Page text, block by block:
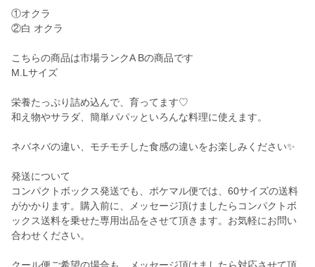
①オクラ
②白 オクラ
こちらの商品は市場ランクA Bの商品です
M.Lサイズ
栄養たっぷり詰め込んで、育ってます♡
和え物やサラダ、簡単パパッといろんな料理に使えます。
ネバネバの違い、モチモチした食感の違いをお楽しみください✨
発送について
コンパクトボックス発送でも、ポケマル便では、60サイズの送料
がかかります。購入前に、メッセージ頂けましたらコンパクトボ
ックス送料を乗せた専用出品をさせて頂きます。お気軽にお問い
合わせください。